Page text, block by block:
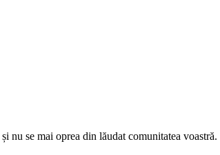
se mai oprea din lăudat comunitatea